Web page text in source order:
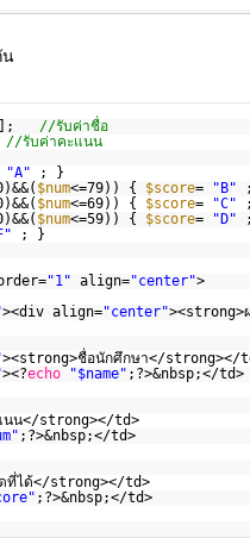
น
];
//รับค่าชื่อ
//รับค่าคะแนน
"A"
; }
$num<=79)) { $score= "B"
$num<=69)) { $score= "C"
$num<=59)) { $score= "D"
; }
"1" align="center">
><div align="center"><strong>
><strong>ชื่อนักศึกษา</strong></
><?echo "$name" ;?>&nbsp;</td>
นน</strong></td>
;?>&nbsp;</td>
ที่ได้</strong></td>
;?>&nbsp;</td>